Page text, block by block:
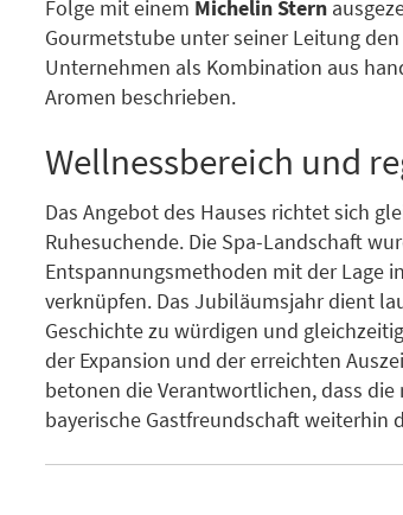
Folge mit einem Michelin Stern
Gourmetstube unter seiner Leitung den
Unternehmen als Kombination aus
Aromen beschrieben.
Wellnessbereich und
Das Angebot des Hauses richtet sich
Ruhesuchende. Die Spa-Landschaft
Entspannungsmethoden mit der Lage
verknüpfen. Das Jubiläumsjahr dient
Geschichte zu würdigen und
der Expansion und der erreichten
betonen die Verantwortlichen, dass
bayerische Gastfreundschaft weiterhin